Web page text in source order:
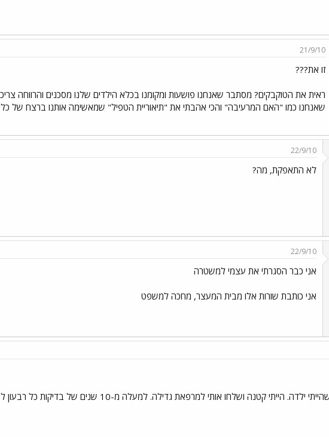
21/9/10
זו את???
ראית את הטוקבקים? מסתבר שאנחנו פושעות ומקומנו בכלא הילדים שלנו מסכנים והרווחה
שאנחנו כמו "האם המרעיבה" והכי אהבתי את "תיאוריית הטפיל" שמאשימה אותנו ברצח של כל
22/9/10
לא התאפקת, מה?
22/9/10
אני כבר הסגרתי את עצמי למשטרה
אני כותבת שורות אלו מבית המעצר, מחכה למשפט
מה חדש? ככה זה היה גם כשהייתי ילדה. הייתי קטנה ושלחו